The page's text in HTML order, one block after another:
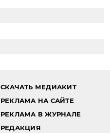
СКАЧАТЬ МЕДИАКИТ
РЕКЛАМА НА САЙТЕ
РЕКЛАМА В ЖУРНАЛЕ
РЕДАКЦИЯ